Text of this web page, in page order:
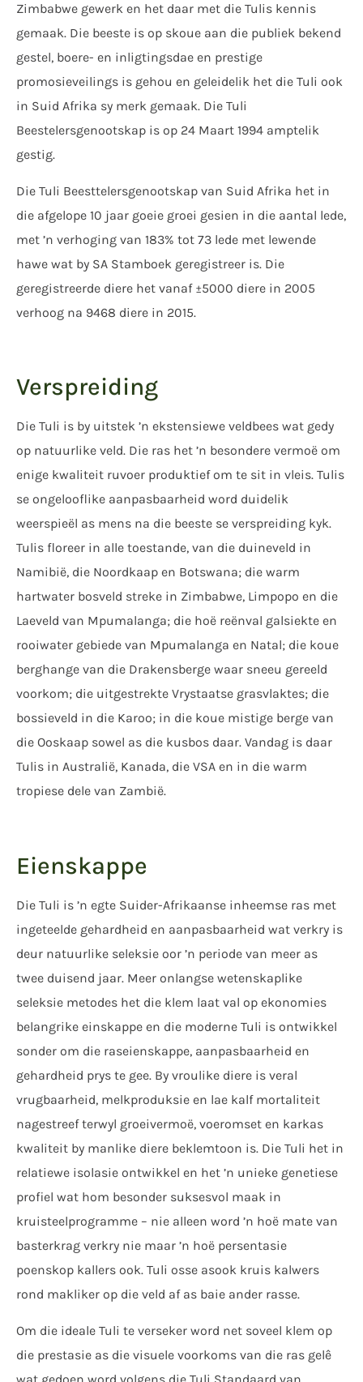
Zimbabwe gewerk en het daar met die Tulis kennis
gemaak. Die beeste is op skoue aan die publiek bekend
gestel, boere- en inligtingsdae en prestige
promosieveilings is gehou en geleidelik het die Tuli ook
in Suid Afrika sy merk gemaak. Die Tuli
Beestelersgenootskap is op 24 Maart 1994 amptelik
gestig.
Die Tuli Beesttelersgenootskap van Suid Afrika het in
die afgelope 10 jaar goeie groei gesien in die aantal lede,
met ’n verhoging van 183% tot 73 lede met lewende
hawe wat by SA Stamboek geregistreer is. Die
geregistreerde diere het vanaf ±5000 diere in 2005
verhoog na 9468 diere in 2015.
Verspreiding
Die Tuli is by uitstek ’n ekstensiewe veldbees wat gedy
op natuurlike veld. Die ras het ’n besondere vermoë om
enige kwaliteit ruvoer produktief om te sit in vleis. Tulis
se ongelooflike aanpasbaarheid word duidelik
weerspieël as mens na die beeste se verspreiding kyk.
Tulis floreer in alle toestande, van die duineveld in
Namibië, die Noordkaap en Botswana; die warm
hartwater bosveld streke in Zimbabwe, Limpopo en die
Laeveld van Mpumalanga; die hoë reënval galsiekte en
rooiwater gebiede van Mpumalanga en Natal; die koue
berghange van die Drakensberge waar sneeu gereeld
voorkom; die uitgestrekte Vrystaatse grasvlaktes; die
bossieveld in die Karoo; in die koue mistige berge van
die Ooskaap sowel as die kusbos daar. Vandag is daar
Tulis in Australië, Kanada, die VSA en in die warm
tropiese dele van Zambië.
Eienskappe
Die Tuli is ’n egte Suider-Afrikaanse inheemse ras met
ingeteelde gehardheid en aanpasbaarheid wat verkry is
deur natuurlike seleksie oor ’n periode van meer as
twee duisend jaar. Meer onlangse wetenskaplike
seleksie metodes het die klem laat val op ekonomies
belangrike einskappe en die moderne Tuli is ontwikkel
sonder om die raseienskappe, aanpasbaarheid en
gehardheid prys te gee. By vroulike diere is veral
vrugbaarheid, melkproduksie en lae kalf mortaliteit
nagestreef terwyl groeivermoë, voeromset en karkas
kwaliteit by manlike diere beklemtoon is. Die Tuli het in
relatiewe isolasie ontwikkel en het ’n unieke genetiese
profiel wat hom besonder suksesvol maak in
kruisteelprogramme – nie alleen word ’n hoë mate van
basterkrag verkry nie maar ’n hoë persentasie
poenskop kallers ook. Tuli osse asook kruis kalwers
rond makliker op die veld af as baie ander rasse.
Om die ideale Tuli te verseker word net soveel klem op
die prestasie as die visuele voorkoms van die ras gelê
wat gedoen word volgens die Tuli Standaard van